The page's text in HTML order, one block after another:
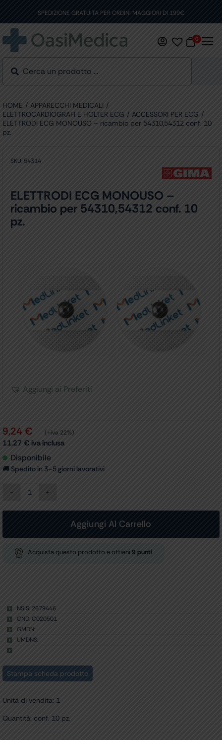
content
SPEDIZIONE GRATUITA PER ORDINI MAGGIORI DI 199€
0
HOME
APPARECCHI MEDICALI
ELETTROCARDIOGRAFI E HOLTER ECG
ACCESSORI PER ECG
ELETTRODI ECG MONOUSO – ricambio per 54310,54312 conf. 10
pz.
SKU: 54314
ELETTRODI ECG MONOUSO –
ricambio per 54310,54312 conf. 10
pz.
Aggiungi ai Preferiti
9,24€ (+iva 22%)
11,27 € iva inclusa
Disponibile
🚚 Spedito in 3–5 giorni lavorativi
ELETTRODI
MONOUSO
per
54310,54312
conf.
Aggiungi Al Carrello
Acquista questo prodotto e ottieni 9 punti
NSIS: 2679446
CND: C020501
GMDN:
UMDNS:
Stampa scheda prodotto
Unità di vendita: 1
Quantità: conf. 10 pz.